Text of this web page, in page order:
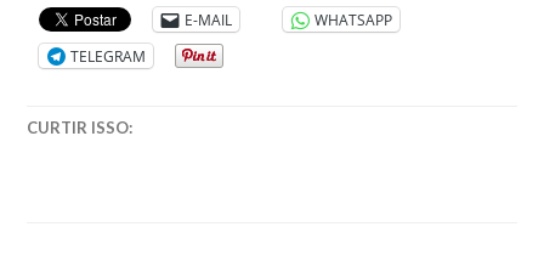
E-MAIL
WHATSAPP
TELEGRAM
CURTIR ISSO: